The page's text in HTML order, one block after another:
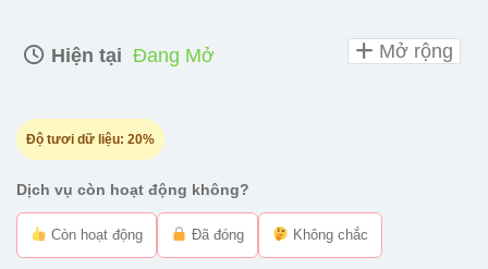
Hiện tại Đang Mở
Độ tươi dữ liệu: 20%
Dịch vụ còn hoạt động không?
Còn hoạt động Đã đóng Không chắc
Mở rộng